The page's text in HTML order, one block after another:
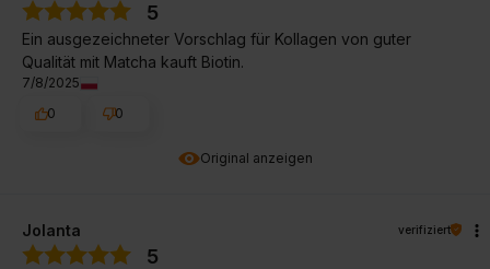
Original anzeigen
5
Ein ausgezeichneter Vorschlag für Kollagen von guter
Qualität mit Matcha kauft Biotin.
7/8/2025
0
0
Jolanta verifiziert
5